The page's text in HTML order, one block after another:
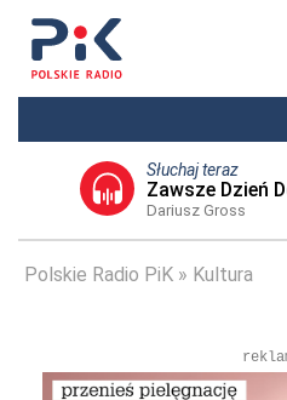
Słuchaj teraz
Zawsze Dzień
Dariusz Gross
Polskie Radio PiK Kultura